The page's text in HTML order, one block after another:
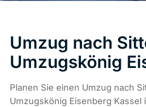
Umzug nach
Umzugskönig
Planen Sie einen Umzug nach
Umzugskönig Eisenberg Kassel